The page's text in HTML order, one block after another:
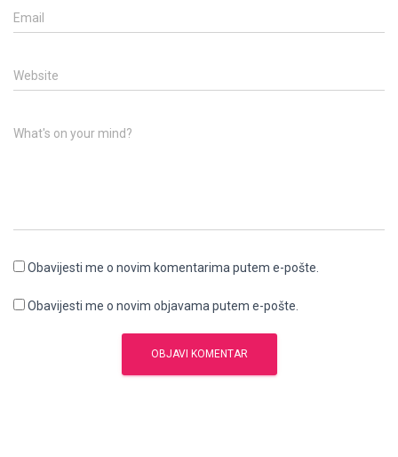
Email
Website
What's on your mind?
Obavijesti me o novim komentarima putem e-pošte.
Obavijesti me o novim objavama putem e-pošte.